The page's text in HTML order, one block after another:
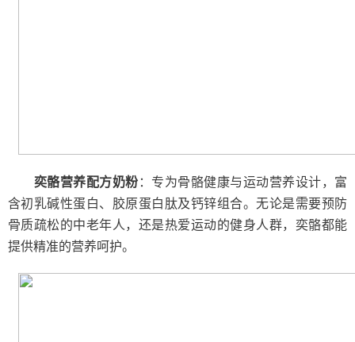
奕骼营养配方奶粉 ：专为骨骼健康与运动营养设计，富
含初乳碱性蛋白、胶原蛋白肽及钙锌组合。无论是需要预防
骨质疏松的中老年人，还是热爱运动的健身人群，奕骼都能
提供精准的营养呵护。